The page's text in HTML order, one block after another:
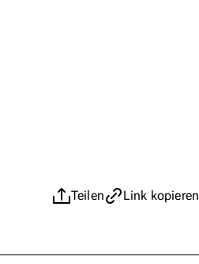
Teilen Link kopieren